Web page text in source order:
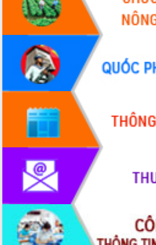
Hòn Yến phát triển du lịch gắn với bảo
tồn biển
Lấy ý kiến điều chỉnh Quy hoạch tỉnh
Đắk Lắk thời kỳ 2021-2030, tầm nhìn
đến năm 2050
Phát động chiến dịch 30 ngày đêm
giải phóng mặt bằng Tuyến đường bộ
ven biển
Đắk Lắk nỗ lực thúc đẩy tăng trưởng
kinh tế từ 10% trở lên trong Quý
Đắk Lắk ký kết thỏa thuận hợp tác về
chuyển đổi số giai đoạn 2026 – 2030
với Tập đoàn Bưu chính Viễn thông
Việt Nam
Thứ trưởng Bộ Y tế làm việc với tỉnh
Đắk Lắk về phát triển nhân lực y tế
cho trạm y tế cấp xã
Du lịch Đắk Lắk nâng tầm trải nghiệm